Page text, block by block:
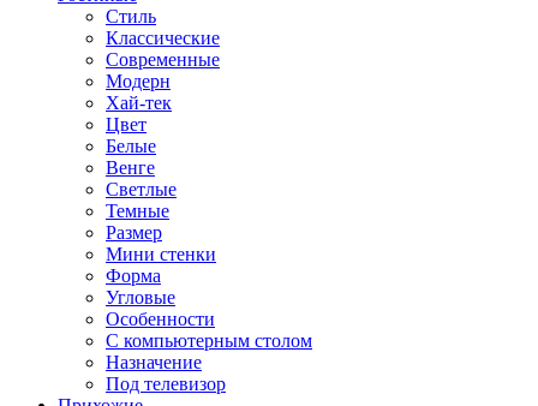
Стиль
Классические
Современные
Модерн
Хай-тек
Цвет
Белые
Венге
Светлые
Темные
Размер
Мини стенки
Форма
Угловые
Особенности
С компьютерным столом
Назначение
Под телевизор